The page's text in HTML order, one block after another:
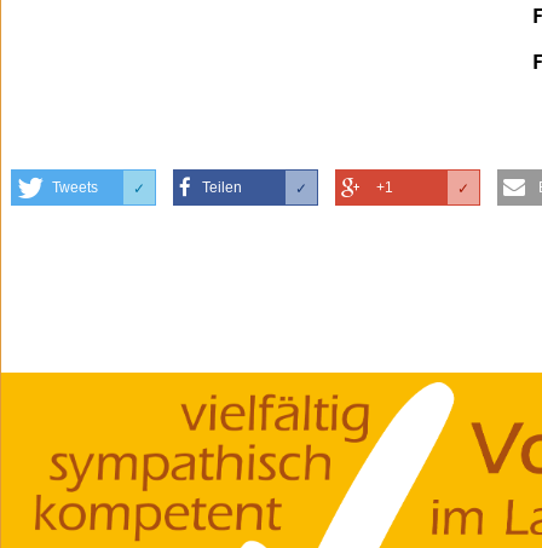
Tweets ✓ Teilen ✓ +1 ✓